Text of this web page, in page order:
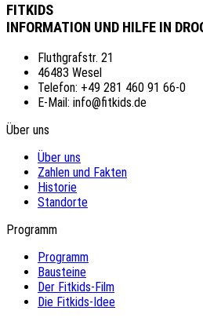
FITKIDS
INFORMATION UND HILFE IN
Fluthgrafstr. 21
46483 Wesel
Telefon: +49 281 460 91 66-0
E-Mail: info@fitkids.de
Über uns
Über uns
Zahlen und Fakten
Historie
Standorte
Programm
Programm
Bausteine
Der Fitkids-Film
Die Fitkids-Idee